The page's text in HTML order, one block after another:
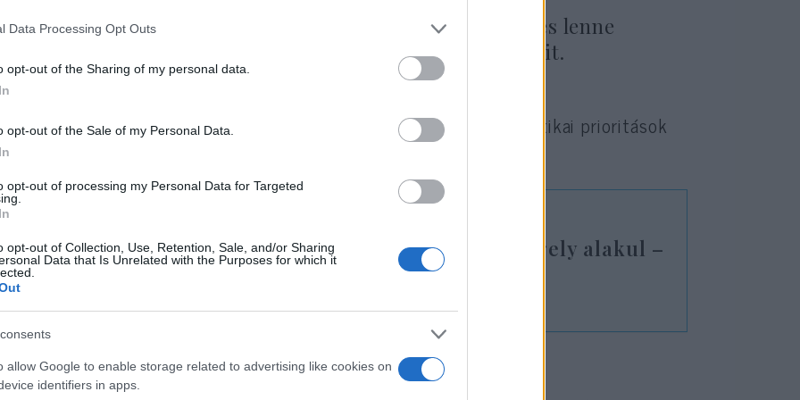
Data Processing Opt Outs
opt-out of the Sharing of my personal data.
opt-out of the Sale of my Personal Data.
opt-out of processing my Personal Data for Targeted
opt-out of Collection, Use, Retention, Sale, and/or Sharing
Data that Is Unrelated with the Purposes for which it
allow Google to enable storage related to advertising like cookies on
identifiers in apps.
konvencionális háború esetén ez a négyes blokk képes lenne
uralni a Közel-Kelet és Dél-Ázsia szárazföldi és légi tereit.
együttműködésüket az ideológiai törésvonalak, a különböző politikai prioritások
célok jelentősen gyengítik.
Törökország az új Irán, veszélyes tengely alakul –
óvott a volt izraeli kormányfő
katonai koalíció Izrael határainál